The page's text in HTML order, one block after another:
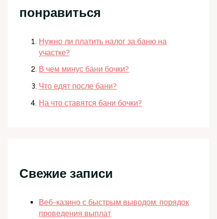
понравиться
Нужно ли платить налог за баню на
участке?
В чем минус бани бочки?
Что едят после бани?
На что ставятся бани бочки?
Свежие записи
Веб-казино с быстрым выводом: порядок
проведения выплат